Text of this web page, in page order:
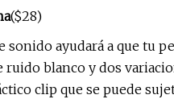
($28)
sonido ayudará a que tu
ruido blanco y dos
clip que se puede